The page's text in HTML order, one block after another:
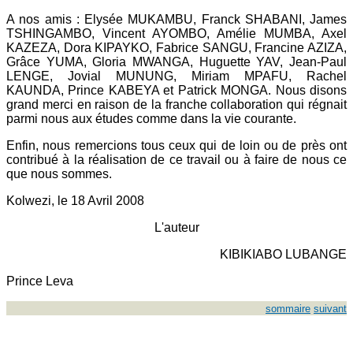
A nos amis : Elysée MUKAMBU, Franck SHABANI, James
TSHINGAMBO, Vincent AYOMBO, Amélie MUMBA, Axel
KAZEZA, Dora KIPAYKO, Fabrice SANGU, Francine AZIZA,
Grâce YUMA, Gloria MWANGA, Huguette YAV, Jean-Paul
LENGE, Jovial MUNUNG, Miriam MPAFU, Rachel
KAUNDA, Prince KABEYA et Patrick MONGA. Nous disons
grand merci en raison de la franche collaboration qui régnait
parmi nous aux études comme dans la vie courante.
Enfin, nous remercions tous ceux qui de loin ou de près ont
contribué à la réalisation de ce travail ou à faire de nous ce
que nous sommes.
Kolwezi, le 18 Avril 2008
L'auteur
KIBIKIABO LUBANGE
Prince Leva
sommaire suivant